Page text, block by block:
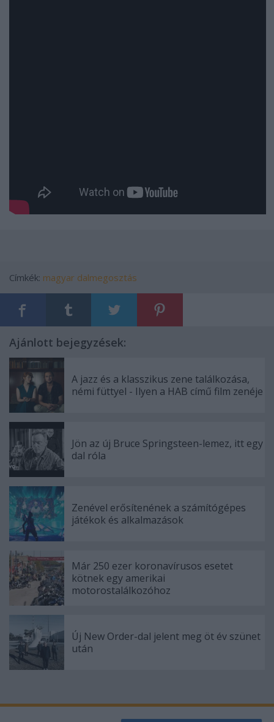
Címkék: magyar dalmegosztás
Ajánlott bejegyzések:
A jazz és a klasszikus zene találkozása,
némi füttyel - Ilyen a HAB című film zenéje
Jön az új Bruce Springsteen-lemez, itt egy
dal róla
Zenével erősítenének a számítógépes
játékok és alkalmazások
Már 250 ezer koronavírusos esetet
kötnek egy amerikai
motorostalálkozóhoz
Új New Order-dal jelent meg öt év szünet
után